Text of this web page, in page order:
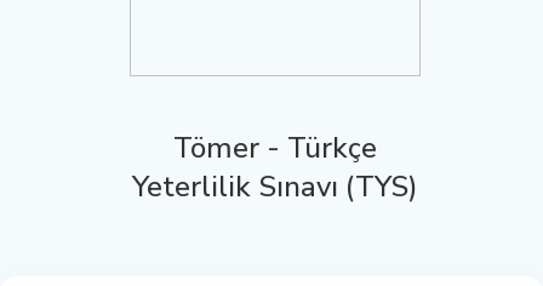
Tömer - Türkçe
Yeterlilik Sınavı (TYS)